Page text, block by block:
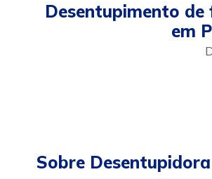
Desentupimento de
em
Sobre Desentupidora